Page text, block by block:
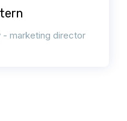
- marketing director